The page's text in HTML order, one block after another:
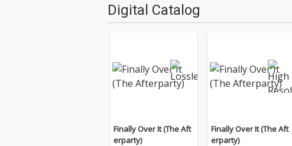
Digital Catalog
Finally Over It (The Aft
erparty)
Finally Over It (The Aft
erparty)